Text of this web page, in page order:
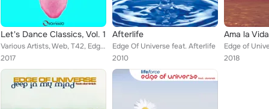
Let's Dance Classics, Vol. 1
Various Artists, Web, T42, Edge Of Universe, Captain Joy, Dj Ensaime, DJ Lhasa, Basic Connection, Quiki, Love Touch, Dj Seelk, I...
2017
Afterlife
Edge Of Universe feat. Afterlife
2010
Ama la Vida
2018